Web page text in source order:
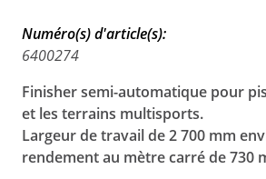
Numéro(s) d'article(s):
6400274
Finisher semi-automatique pour
et les terrains multisports.
Largeur de travail de 2 700 mm
rendement au mètre carré de 730